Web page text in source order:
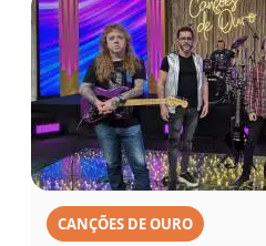
CANÇÕES DE OURO